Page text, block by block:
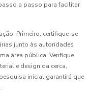
a passo para facilitar
Primeiro, certifique-se
junto às autoridades
área pública. Verifique
e design da cerca,
inicial garantirá que